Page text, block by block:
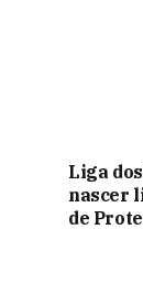
Liga
nascer
de